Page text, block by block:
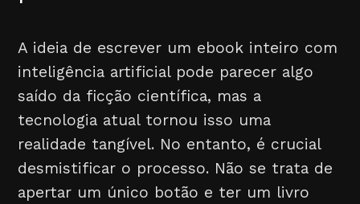
A ideia de escrever um ebook inteiro com
inteligência artificial pode parecer algo
saído da ficção científica, mas a
tecnologia atual tornou isso uma
realidade tangível. No entanto, é crucial
desmistificar o processo. Não se trata de
apertar um único botão e ter um livro